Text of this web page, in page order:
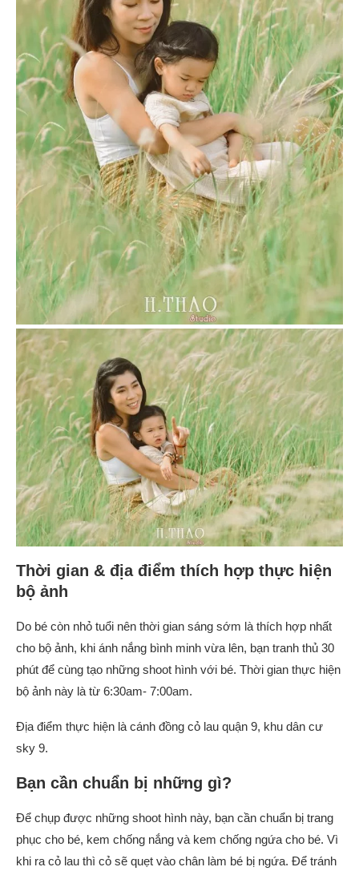
Thời gian & địa điểm thích hợp thực hiện
bộ ảnh
Do bé còn nhỏ tuổi nên thời gian sáng sớm là thích hợp nhất
cho bộ ảnh, khi ánh nắng bình minh vừa lên, bạn tranh thủ 30
phút để cùng tạo những shoot hình với bé. Thời gian thực hiện
bộ ảnh này là từ 6:30am- 7:00am.
Địa điểm thực hiện là cánh đồng cỏ lau quận 9, khu dân cư
sky 9.
Bạn cần chuẩn bị những gì?
Để chụp được những shoot hình này, bạn cần chuẩn bị trang
phục cho bé, kem chống nắng và kem chống ngứa cho bé. Vì
khi ra cỏ lau thì cỏ sẽ quẹt vào chân làm bé bị ngứa. Để tránh